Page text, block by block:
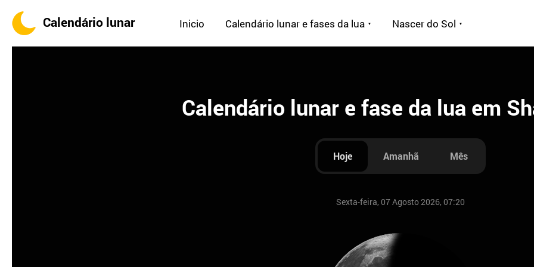
Calendário lunar Inicio Calendário lunar e fases da lua Nascer do Sol
Calendário lunar e fase da lua em
Hoje Amanhã Mês
Sexta-feira, 07 Agosto 2026, 07:20